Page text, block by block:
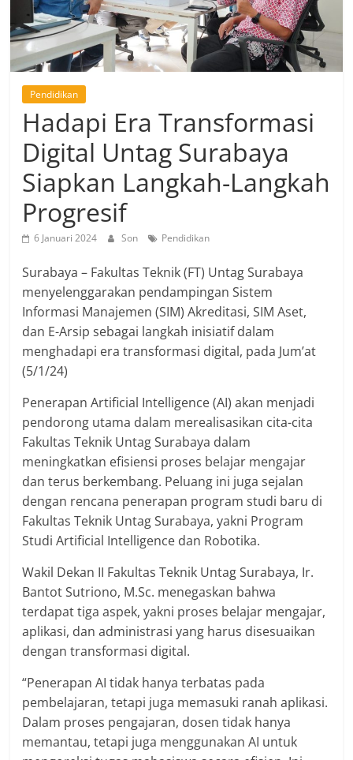
Pendidikan
Hadapi Era Transformasi
Digital Untag Surabaya
Siapkan Langkah-Langkah
Progresif
6 Januari 2024 Son Pendidikan
Surabaya – Fakultas Teknik (FT) Untag Surabaya
menyelenggarakan pendampingan Sistem
Informasi Manajemen (SIM) Akreditasi, SIM Aset,
dan E-Arsip sebagai langkah inisiatif dalam
menghadapi era transformasi digital, pada Jum’at
(5/1/24)
Penerapan Artificial Intelligence (AI) akan menjadi
pendorong utama dalam merealisasikan cita-cita
Fakultas Teknik Untag Surabaya dalam
meningkatkan efisiensi proses belajar mengajar
dan terus berkembang. Peluang ini juga sejalan
dengan rencana penerapan program studi baru di
Fakultas Teknik Untag Surabaya, yakni Program
Studi Artificial Intelligence dan Robotika.
Wakil Dekan II Fakultas Teknik Untag Surabaya, Ir.
Bantot Sutriono, M.Sc. menegaskan bahwa
terdapat tiga aspek, yakni proses belajar mengajar,
aplikasi, dan administrasi yang harus disesuaikan
dengan transformasi digital.
“Penerapan AI tidak hanya terbatas pada
pembelajaran, tetapi juga memasuki ranah aplikasi.
Dalam proses pengajaran, dosen tidak hanya
memantau, tetapi juga menggunakan AI untuk